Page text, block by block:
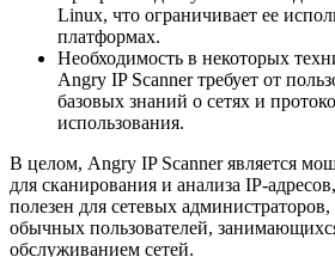
Linux, что ограничивает ее
платформах.
Необходимость в некоторых
Angry IP Scanner требует от
базовых знаний о сетях и
использования.
В целом, Angry IP Scanner является
для сканирования и анализа IP-
полезен для сетевых
обычных пользователей,
обслуживанием сетей.